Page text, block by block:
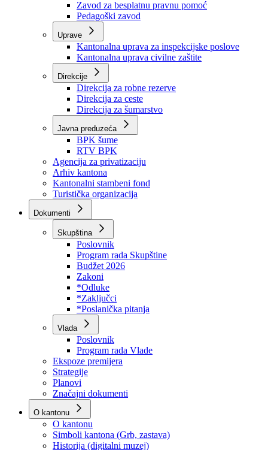
Zavodi
Zavod zdravstvenog osiguranja
Zavod za javno zdravstvo
Zavod za besplatnu pravnu pomoć
Pedagoški zavod
Kantonalna uprava za inspekcijske poslove
Kantonalna uprava civilne zaštite
Direkcije
Direkcija za robne rezerve
Direkcija za ceste
Direkcija za šumarstvo
Javna preduzeća
BPK šume
RTV BPK
Agencija za privatizaciju
Arhiv kantona
Kantonalni stambeni fond
Turistička organizacija
Dokumenti
Skupština
Poslovnik
Program rada Skupštine
Budžet 2026
Zakoni
*Odluke
*Zaključci
*Poslanička pitanja
Vlada
Poslovnik
Program rada Vlade
Ekspoze premijera
Strategije
Planovi
Značajni dokumenti
O kantonu